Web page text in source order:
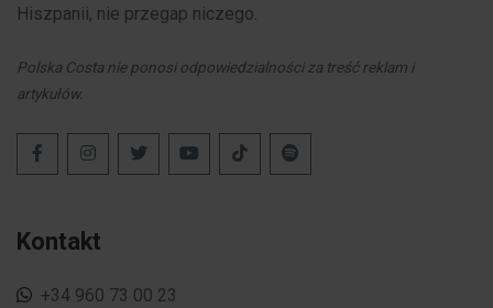
Hiszpanii, nie przegap niczego.
Polska Costa nie ponosi odpowiedzialności za treść reklam i
artykułów.
Kontakt
+34 960 73 00 23